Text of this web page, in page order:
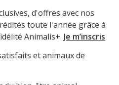
d'offres avec nos
toute l'année grâce à
Animalis+. Je m’inscris
et animaux de